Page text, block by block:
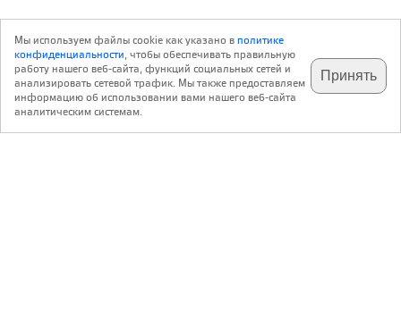
подпишитесь на наш
телеграм @archi_ru
✕
с 20 июля 1999 г.
Мы используем файлы cookie как указано вполитике
конфиденциальности, чтобы обеспечивать правильную
работу нашего веб-сайта, функций социальных сетей и
анализировать сетевой трафик. Мы также предоставляем
информацию об использовании вами нашего веб-сайта
аналитическим системам.
Принять